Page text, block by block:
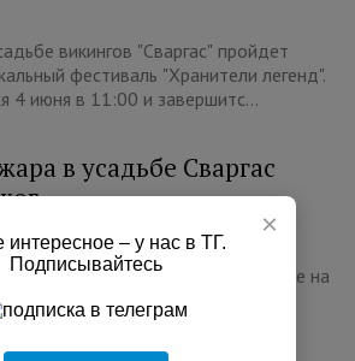
викингов "Сваргас" пройдет
фестиваль "Хранители легенд".
4 июня в 11:00 и завершитс...
в усадьбе Сваргас
пожара в доме и пристройке на
викингов "Сваргас" – поджог. Как
из личных источников,...
×
– у нас в ТГ.
Подписывайтесь